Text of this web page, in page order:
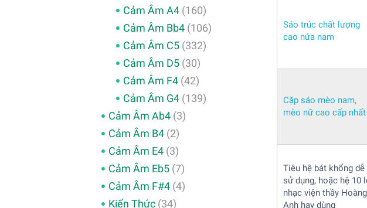
Sáo trúc chất lượng
cao nứa nam
Cặp sáo mèo nam,
mèo nữ cao cấp nhất
Tiêu hệ bát khổng dễ
sử dụng, hoặc hệ 10
nhạc viện thầy Hoàng
Anh hay dùng
Cảm Âm A4(160)
Cảm Âm Bb4(106)
Cảm Âm C5(332)
Cảm Âm D5(30)
Cảm Âm F4(42)
Cảm Âm G4(139)
Cảm Âm Ab4(3)
Cảm Âm B4(2)
Cảm Âm E4(3)
Cảm Âm Eb5(7)
Cảm Âm F#4(4)
Kiến Thức(34)